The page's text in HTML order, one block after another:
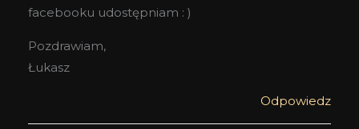
facebooku udostępniam : )
Pozdrawiam,
Łukasz
Odpowiedz